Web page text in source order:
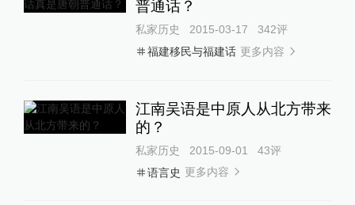
普通话？
私家历史 2015-03-17 342评
福建移民与福建话 更多内容
江南吴语是中原人从北方带来
的？
私家历史 2015-09-01 43评
语言史 更多内容